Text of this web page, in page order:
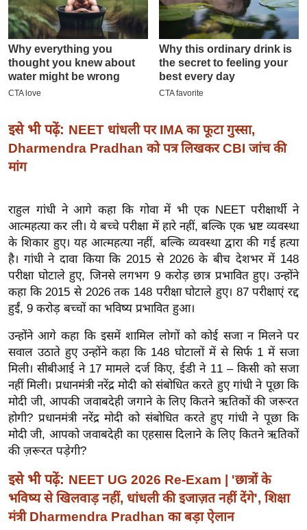
-
पे
प
र
मि
ल
बे
ल
श
ख्सि
य
त
यं
ग
इं
डि
या
सा
हि
त्य
ज
ग
त
ऑ
इसे भी पढ़ें: NEET धांधली पर IMA का फूटा गुस्सा,
Dharmendra Pradhan को पत्र लिखकर CBI जांच की
मांग
राहुल गांधी ने आगे कहा कि गोवा में भी एक NEET परीक्षार्थी ने
आत्महत्या कर ली। ये बच्चे परीक्षा में हारे नहीं, बल्कि एक भ्रष्ट व्यवस्था
के शिकार हुए। यह आत्महत्या नहीं, बल्कि व्यवस्था द्वारा की गई हत्या
है। गांधी ने दावा किया कि 2015 से 2026 के बीच देशभर में 148
परीक्षा घोटाले हुए, जिनसे लगभग 9 करोड़ छात्र प्रभावित हुए। उन्होंने
कहा कि 2015 से 2026 तक 148 परीक्षा घोटाले हुए। 87 परीक्षाएं रद्द
हुईं, 9 करोड़ बच्चों का भविष्य प्रभावित हुआ।
उन्होंने आगे कहा कि इसमें शामिल लोगों को कोई सजा न मिलने पर
सवाल उठाते हुए उन्होंने कहा कि 148 घोटालों में से सिर्फ 1 में सजा
मिली। सीबीआई ने 17 मामले दर्ज किए, ईडी ने 11 – किसी को सजा
नहीं मिली। प्रधानमंत्री नरेंद्र मोदी को संबोधित करते हुए गांधी ने पूछा कि
मोदी जी, आपकी जवाबदेही जगाने के लिए कितने ऋतिकों की जरूरत
होगी? प्रधानमंत्री नरेंद्र मोदी को संबोधित करते हुए गांधी ने पूछा कि
मोदी जी, आपको जवाबदेही का एहसास दिलाने के लिए कितने ऋतिकों
की ज़रूरत पड़ेगी?
इसे भी पढ़ें: NEET UG 2026 Re-Exam | 'छात्रों के
भविष्य से खिलवाड़ नहीं, धांधली की इजाज़त नहीं देंगे', शिक्षा
मंत्री Dharmendra Pradhan का बड़ा ऐलान